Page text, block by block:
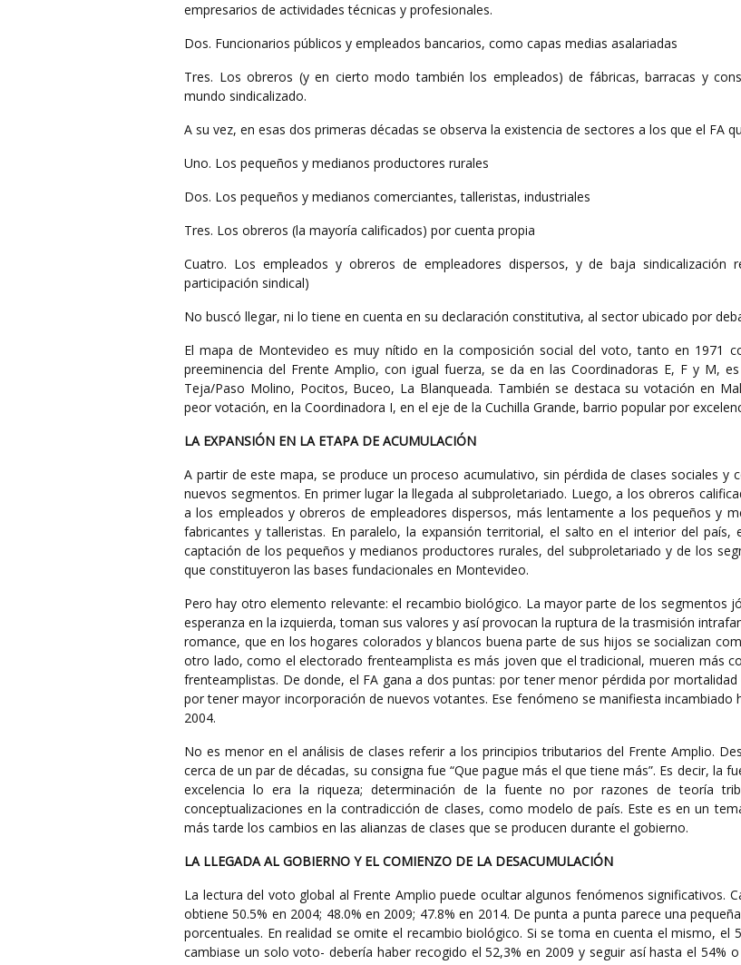
empresarios de actividades técnicas y profesionales.
Dos. Funcionarios públicos y empleados bancarios, como capas medias asalariadas
Tres. Los obreros (y en cierto modo también los empleados) de fábricas, barracas y
mundo sindicalizado.
A su vez, en esas dos primeras décadas se observa la existencia de sectores a los que el FA
Uno. Los pequeños y medianos productores rurales
Dos. Los pequeños y medianos comerciantes, talleristas, industriales
Tres. Los obreros (la mayoría calificados) por cuenta propia
Cuatro. Los empleados y obreros de empleadores dispersos, y de baja sindicalización
participación sindical)
No buscó llegar, ni lo tiene en cuenta en su declaración constitutiva, al sector ubicado por
El mapa de Montevideo es muy nítido en la composición social del voto, tanto en 1971
preeminencia del Frente Amplio, con igual fuerza, se da en las Coordinadoras E, F y M,
Teja/Paso Molino, Pocitos, Buceo, La Blanqueada. También se destaca su votación en
peor votación, en la Coordinadora I, en el eje de la Cuchilla Grande, barrio popular por
LA EXPANSIÓN EN LA ETAPA DE ACUMULACIÓN
A partir de este mapa, se produce un proceso acumulativo, sin pérdida de clases sociales y
nuevos segmentos. En primer lugar la llegada al subproletariado. Luego, a los obreros
a los empleados y obreros de empleadores dispersos, más lentamente a los pequeños y
fabricantes y talleristas. En paralelo, la expansión territorial, el salto en el interior del país,
captación de los pequeños y medianos productores rurales, del subproletariado y de los
que constituyeron las bases fundacionales en Montevideo.
Pero hay otro elemento relevante: el recambio biológico. La mayor parte de los segmentos
esperanza en la izquierda, toman sus valores y así provocan la ruptura de la trasmisión
romance, que en los hogares colorados y blancos buena parte de sus hijos se socializan
otro lado, como el electorado frenteamplista es más joven que el tradicional, mueren más
frenteamplistas. De donde, el FA gana a dos puntas: por tener menor pérdida por
por tener mayor incorporación de nuevos votantes. Ese fenómeno se manifiesta incambiado
2004.
No es menor en el análisis de clases referir a los principios tributarios del Frente Amplio.
cerca de un par de décadas, su consigna fue “Que pague más el que tiene más”. Es decir, la
excelencia lo era la riqueza; determinación de la fuente no por razones de teoría
conceptualizaciones en la contradicción de clases, como modelo de país. Este es en un
más tarde los cambios en las alianzas de clases que se producen durante el gobierno.
LA LLEGADA AL GOBIERNO Y EL COMIENZO DE LA DESACUMULACIÓN
La lectura del voto global al Frente Amplio puede ocultar algunos fenómenos significativos.
obtiene 50.5% en 2004; 48.0% en 2009; 47.8% en 2014. De punta a punta parece una
porcentuales. En realidad se omite el recambio biológico. Si se toma en cuenta el mismo, el
cambiase un solo voto- debería haber recogido el 52,3% en 2009 y seguir así hasta el 54%